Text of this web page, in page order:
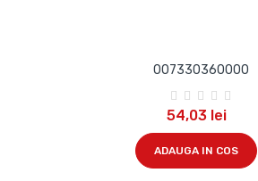
007330360000
54,03 lei
ADAUGA IN COS